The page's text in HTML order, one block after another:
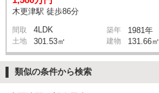
木更津駅 徒歩86分
間取 4LDK 築年 1981年
土地 301.53㎡ 建物 131.66㎡
類似の条件から検索